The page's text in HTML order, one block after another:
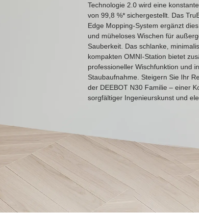
Technologie 2.0 wird eine
von 99,8 %* sichergestellt. Das
Edge Mopping-System ergänzt
und müheloses Wischen für
Sauberkeit. Das schlanke,
kompakten OMNI-Station bietet
professioneller Wischfunktion und
Staubaufnahme. Steigern Sie Ihr
der DEEBOT N30 Familie – einer
sorgfältiger Ingenieurskunst und